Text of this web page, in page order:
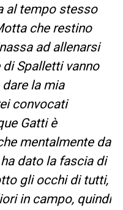
al tempo stesso
che restino
ad allenarsi
Spalletti vanno
la mia
convocati
Gatti è
mentalmente da
dato la fascia di
gli occhi di tutti,
in campo, quindi